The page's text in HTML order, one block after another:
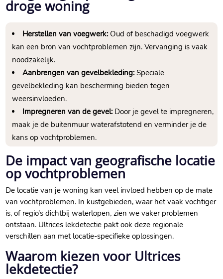
droge woning
Herstellen van voegwerk:Oud of beschadigd voegwerk
kan een bron van vochtproblemen zijn.​ Vervanging is vaak
noodzakelijk.​
Aanbrengen van gevelbekleding:Speciale
gevelbekleding kan bescherming bieden tegen
weersinvloeden.​
Impregneren van de gevel:Door je gevel te impregneren,
maak je de buitenmuur waterafstotend en verminder je de
kans op vochtproblemen.​
De impact van geografische locatie
op vochtproblemen
De locatie van je woning kan veel invloed hebben op de mate
van vochtproblemen.​ In kustgebieden, waar het vaak vochtiger
is, of regio’s dichtbij waterlopen, zien we vaker problemen
ontstaan.​ Ultrices lekdetectie pakt ook deze regionale
verschillen aan met locatie-specifieke oplossingen.​
Waarom kiezen voor Ultrices
lekdetectie?